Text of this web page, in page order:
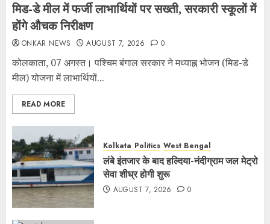
मिड-डे मील में फर्जी लाभार्थियों पर सख्ती, सरकारी स्कूलों में
होंगे औचक निरीक्षण
ONKAR NEWS AUGUST 7, 2026 0
कोलकाता, 07 अगस्त। पश्चिम बंगाल सरकार ने मध्याह्न भोजन (मिड-डे
मील) योजना में लाभार्थियों...
READ MORE
Kolkata Politics West Bengal
लंबे इंतजार के बाद हल्दिया-नंदीग्राम जल मेट्रो
सेवा शीघ्र होगी शुरू
AUGUST 7, 2026 0